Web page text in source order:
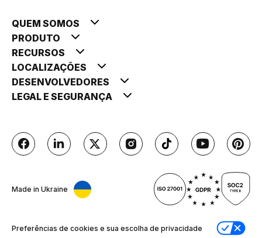
QUEM SOMOS
PRODUTO
RECURSOS
LOCALIZAÇÕES
DESENVOLVEDORES
LEGAL E SEGURANÇA
Made in Ukraine
Preferências de cookies e sua escolha de privacidade